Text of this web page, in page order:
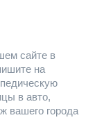
сайте в
на
в авто,
вашего города